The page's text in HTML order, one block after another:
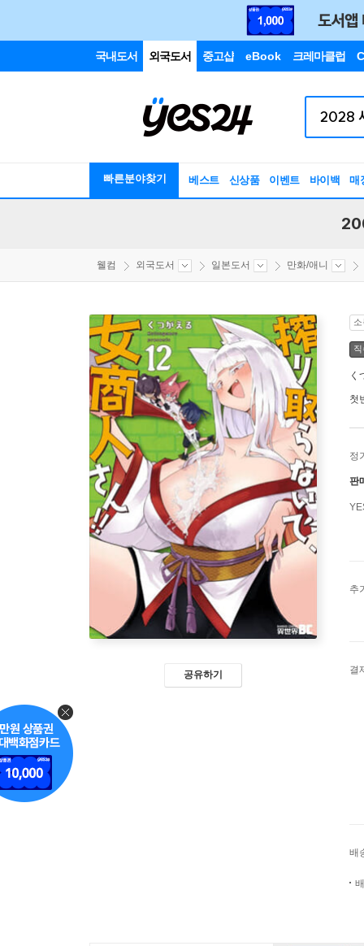
국내도서 외국도서 중고샵 eBook 크레마클럽
빠른분야찾기 베스트 신상품 이벤트 바이백 매
웰컴 외국도서 일본도서 만화/애니
공유하기
く
첫
정
판
추
결
배